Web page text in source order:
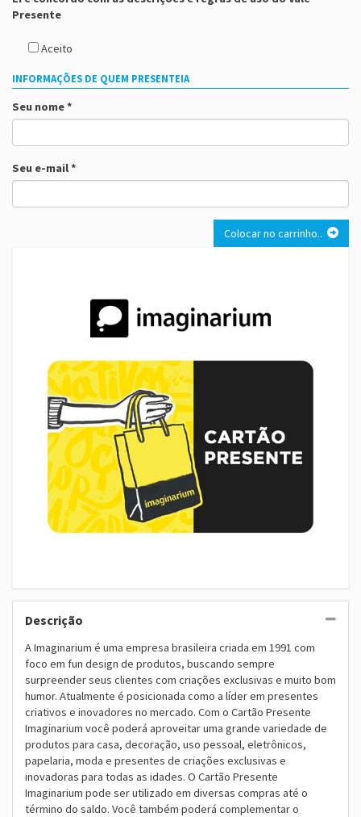
Presente
Aceito
INFORMAÇÕES DE QUEM PRESENTEIA
Seu nome *
Seu e-mail *
Colocar no carrinho..
Descrição
A Imaginarium é uma empresa brasileira criada em 1991 com
foco em fun design de produtos, buscando sempre
surpreender seus clientes com criações exclusivas e muito bom
humor. Atualmente é posicionada como a líder em presentes
criativos e inovadores no mercado. Com o Cartão Presente
Imaginarium você poderá aproveitar uma grande variedade de
produtos para casa, decoração, uso pessoal, eletrônicos,
papelaria, moda e presentes de criações exclusivas e
inovadoras para todas as idades. O Cartão Presente
Imaginarium pode ser utilizado em diversas compras até o
término do saldo. Você também poderá complementar o